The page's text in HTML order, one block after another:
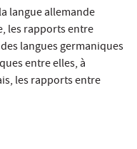
langue allemande
les rapports entre
langues germaniques
entre elles, à
les rapports entre